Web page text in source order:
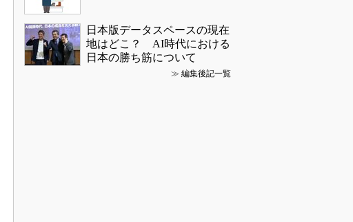
日本版データスペースの現在
地はどこ？ AI時代における
日本の勝ち筋について
≫ 編集後記一覧